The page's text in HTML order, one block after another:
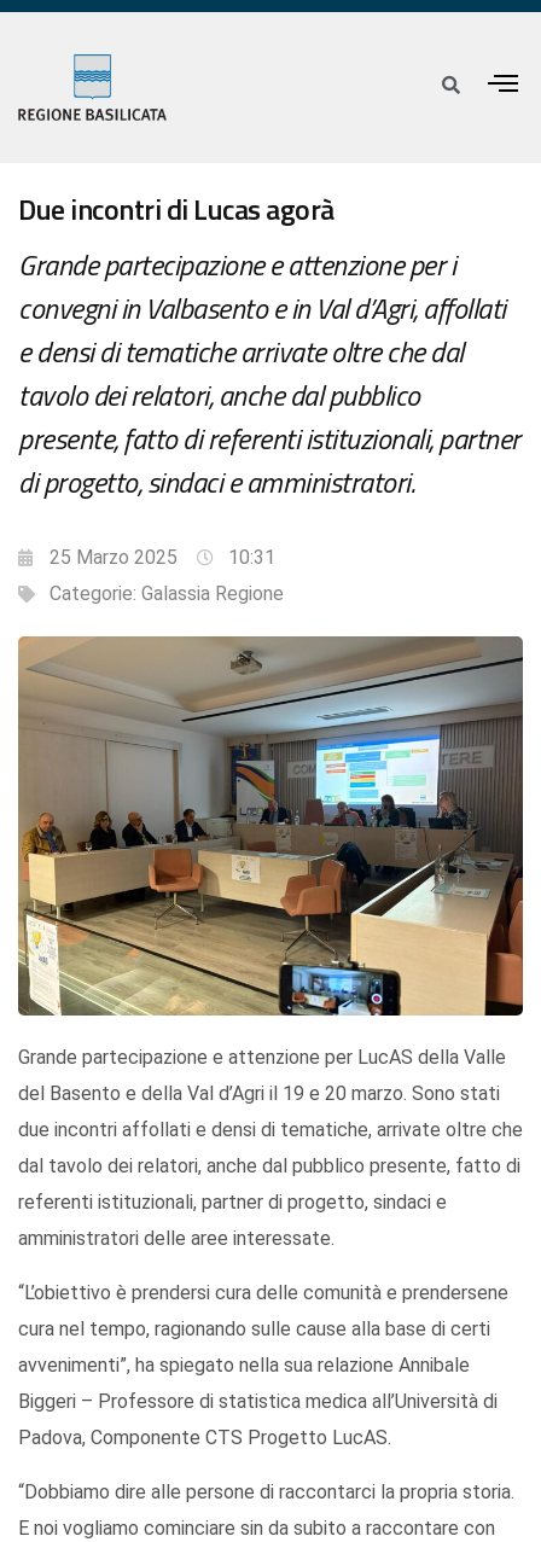
Due incontri di Lucas agorà
Grande partecipazione e attenzione per i
convegni in Valbasento e in Val d’Agri, affollati
e densi di tematiche arrivate oltre che dal
tavolo dei relatori, anche dal pubblico
presente, fatto di referenti istituzionali, partner
di progetto, sindaci e amministratori.
25 Marzo 2025
10:31
Categorie: Galassia Regione
Grande partecipazione e attenzione per LucAS della Valle
del Basento e della Val d’Agri il 19 e 20 marzo. Sono stati
due incontri affollati e densi di tematiche, arrivate oltre che
dal tavolo dei relatori, anche dal pubblico presente, fatto di
referenti istituzionali, partner di progetto, sindaci e
amministratori delle aree interessate.
“L’obiettivo è prendersi cura delle comunità e prendersene
cura nel tempo, ragionando sulle cause alla base di certi
avvenimenti”, ha spiegato nella sua relazione Annibale
Biggeri – Professore di statistica medica all’Università di
Padova, Componente CTS Progetto LucAS.
“Dobbiamo dire alle persone di raccontarci la propria storia.
E noi vogliamo cominciare sin da subito a raccontare con